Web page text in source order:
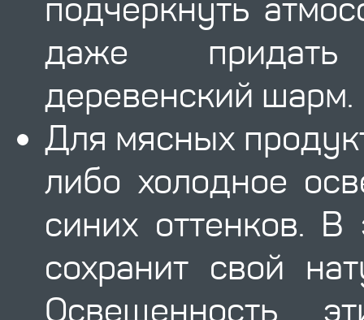
подчеркнуть
даже
деревенский шарм.
Для мясных
либо холодное
синих оттенков.
сохранит свой
Освещенность